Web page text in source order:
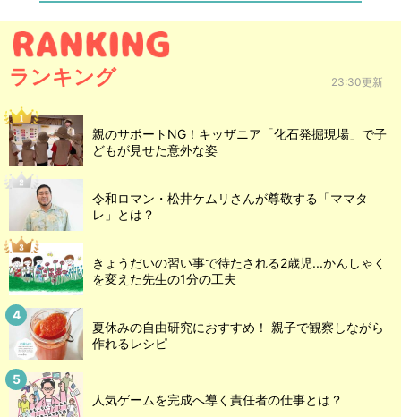
ランキング 23:30更新
親のサポートNG！キッザニア「化石発掘現場」で子
どもが見せた意外な姿
令和ロマン・松井ケムリさんが尊敬する「ママタ
レ」とは？
きょうだいの習い事で待たされる2歳児...かんしゃく
を変えた先生の1分の工夫
夏休みの自由研究におすすめ！ 親子で観察しながら
作れるレシピ
人気ゲームを完成へ導く責任者の仕事とは？